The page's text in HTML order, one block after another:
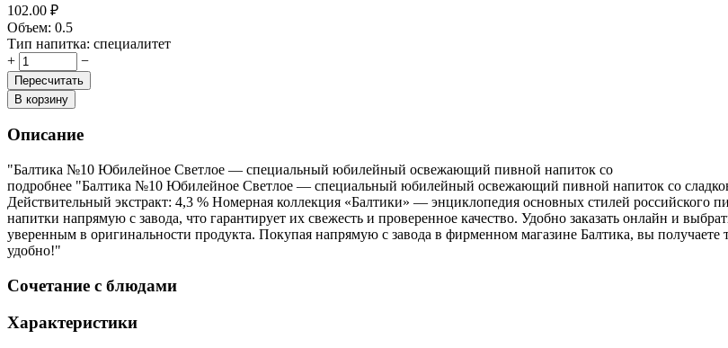
102.00 ₽
Объем: 0.5
Тип напитка: специалитет
+
−
Пересчитать
В корзину
Описание
"Балтика №10 Юбилейное Светлое — специальный юбилейный освежающий пивной напиток со
подробнее "Балтика №10 Юбилейное Светлое — специальный юбилейный освежающий пивной напиток со
Действительный экстракт: 4,3 % Номерная коллекция «Балтики» — энциклопедия основных стилей
напитки напрямую с завода, что гарантирует их свежесть и проверенное качество. Удобно заказать онлайн и
уверенным в оригинальности продукта. Покупая напрямую с завода в фирменном магазине Балтика, вы
удобно!"
Сочетание с блюдами
Характеристики